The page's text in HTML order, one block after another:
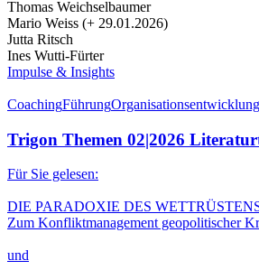
Thomas Weichselbaumer
Mario Weiss (+ 29.01.2026)
Jutta Ritsch
Ines Wutti-Fürter
Impulse & Insights
CoachingFührungOrganisationsentwicklung
Trigon Themen 02|2026
Für Sie gelesen:
DIE PARADOXIE DES
Zum Konfliktmanagement geopolitischer
und